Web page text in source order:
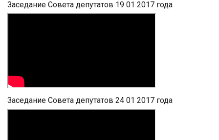
Заседание Совета депутатов 19 01 2017 года
Заседание Совета депутатов 24 01 2017 года